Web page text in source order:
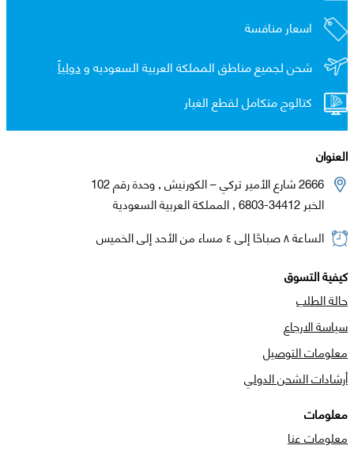
اسعار منافسة
شحن لجميع مناطق المملكة العربية السعوديه ودولياً
كتالوج متكامل لقطع الغيار
العنوان
2666 شارع الأمير تركي – الكورنيش , وحدة رقم 102
الخبر 34412-6803 , المملكة العربية السعودية
الساعة ٨ صباحًا إلى ٤ مساء من الأحد إلى الخميس
كيفية التسوق
حالة الطلب
سياسة الارجاع
معلومات التوصيل
أرشادات الشحن الدولي
معلومات
معلومات عنا